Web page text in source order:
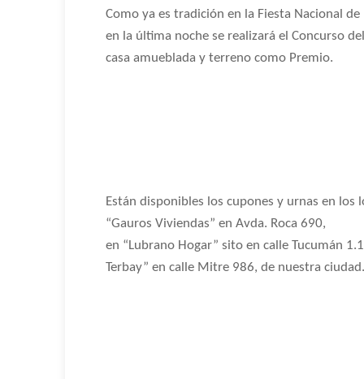
Como ya es tradición en la Fiesta Nacional de
en la última noche se realizará el Concurso
casa amueblada y terreno como Premio.
Están disponibles los cupones y urnas en los
“Gauros Viviendas” en Avda. Roca 690,
en “Lubrano Hogar” sito en calle Tucumán
Terbay” en calle Mitre 986, de nuestra ciudad.